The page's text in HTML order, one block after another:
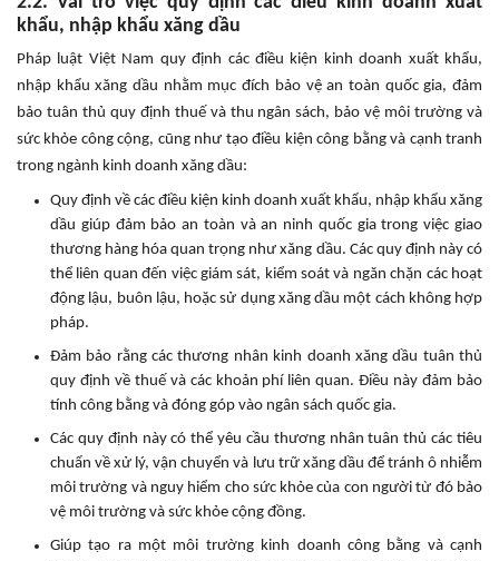
khẩu, nhập khẩu xăng dầu
Pháp luật Việt Nam quy định các điều kiện kinh doanh xuất khẩu,
nhập khẩu xăng dầu nhằm mục đích bảo vệ an toàn quốc gia, đảm
bảo tuân thủ quy định thuế và thu ngân sách, bảo vệ môi trường và
sức khỏe công cộng, cũng như tạo điều kiện công bằng và cạnh tranh
trong ngành kinh doanh xăng dầu:
Quy định về các điều kiện kinh doanh xuất khẩu, nhập khẩu xăng
dầu giúp đảm bảo an toàn và an ninh quốc gia trong việc giao
thương hàng hóa quan trọng như xăng dầu. Các quy định này có
thể liên quan đến việc giám sát, kiểm soát và ngăn chặn các hoạt
động lậu, buôn lậu, hoặc sử dụng xăng dầu một cách không hợp
pháp.
Đảm bảo rằng các thương nhân kinh doanh xăng dầu tuân thủ
quy định về thuế và các khoản phí liên quan. Điều này đảm bảo
tính công bằng và đóng góp vào ngân sách quốc gia.
Các quy định này có thể yêu cầu thương nhân tuân thủ các tiêu
chuẩn về xử lý, vận chuyển và lưu trữ xăng dầu để tránh ô nhiễm
môi trường và nguy hiểm cho sức khỏe của con người từ đó bảo
vệ môi trường và sức khỏe cộng đồng.
Giúp tạo ra một môi trường kinh doanh công bằng và cạnh